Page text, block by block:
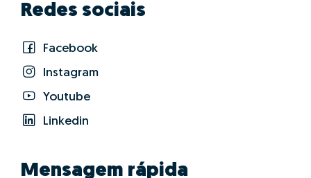
Redes sociais
Facebook
Instagram
Youtube
Linkedin
Mensagem rápida